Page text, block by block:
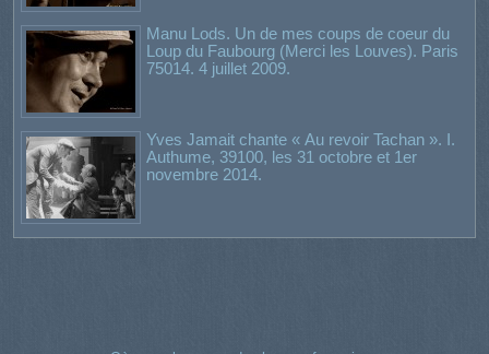
Manu Lods. Un de mes coups de coeur du
Loup du Faubourg (Merci les Louves). Paris
75014. 4 juillet 2009.
Yves Jamait chante « Au revoir Tachan ». I.
Authume, 39100, les 31 octobre et 1er
novembre 2014.